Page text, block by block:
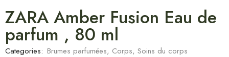
ZARA Amber Fusion Eau de
parfum , 80 ml
Categories: Brumes parfumées, Corps, Soins du corps